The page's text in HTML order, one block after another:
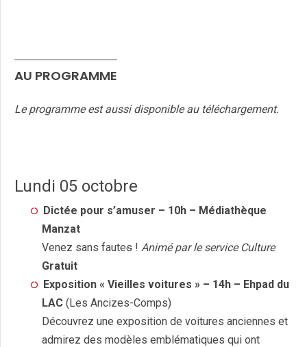
AU PROGRAMME
Le programme est aussi disponible au téléchargement.
Lundi 05 octobre
Dictée pour s’amuser – 10h – Médiathèque
Manzat
Venez sans fautes ! Animé par le service Culture
Gratuit
Exposition « Vieilles voitures » – 14h – Ehpad du
LAC (Les Ancizes-Comps)
Découvrez une exposition de voitures anciennes et
admirez des modèles emblématiques qui ont